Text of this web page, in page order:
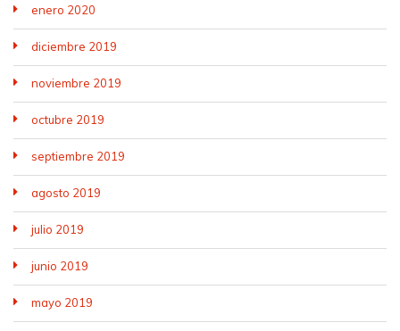
enero 2020
diciembre 2019
noviembre 2019
octubre 2019
septiembre 2019
agosto 2019
julio 2019
junio 2019
mayo 2019